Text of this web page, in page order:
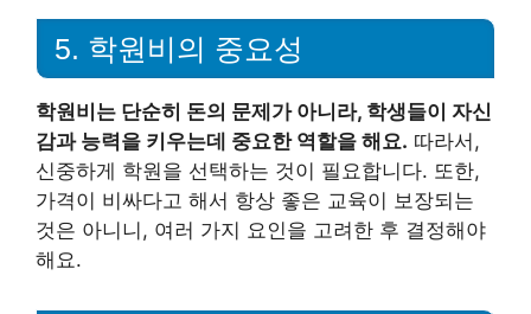
5. 학원비의 중요성
학원비는 단순히 돈의 문제가 아니라, 학생들이 자신
감과 능력을 키우는데 중요한 역할을 해요. 따라서,
신중하게 학원을 선택하는 것이 필요합니다. 또한,
가격이 비싸다고 해서 항상 좋은 교육이 보장되는
것은 아니니, 여러 가지 요인을 고려한 후 결정해야
해요.